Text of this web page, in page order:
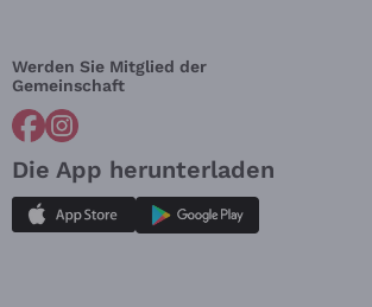
Werden Sie Mitglied der
Gemeinschaft
Die App herunterladen